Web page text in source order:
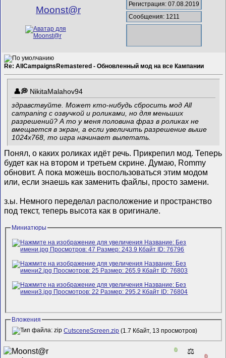
Mооnst@r
Регистрация: 07.08.2019
Сообщения: 1211
Re: AllCampaignsRemastered - Обновленный мод на все Кампании
NikitaMalahov94
здравствуйте. Может кто-нибудь сбросить мод All
campaning с озвучкой и роликами, но для меньших
разрешений? А то у меня половина фраз в роликах не
вмещается в экран, а если увеличить разрешение выше
1024х768, то игра начинает вылетать.
Понял, о каких роликах идёт речь. Прикрепил мод. Теперь
будет как на втором и третьем скрине. Думаю, Rommy
обновит. А пока можешь воспользоваться этим модом
или, если знаешь как заменить файлы, просто замени.
з.ы. Немного переделал расположение и пространство
под текст, теперь высота как в оригинале.
Миниатюры
Вложения
CutsceneScreen.zip (1.7 Кбайт, 13 просмотров)
0 ⚖️
0